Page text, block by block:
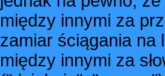
między innymi za
zamiar ściągania na
między innymi za